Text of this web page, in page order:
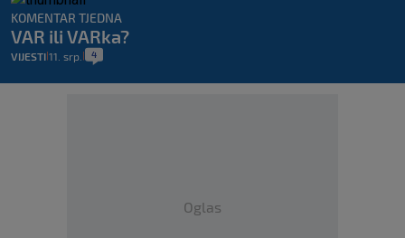
KOMENTAR TJEDNA
VAR ili VARka?
VIJESTI 11. srp. 4
Oglas